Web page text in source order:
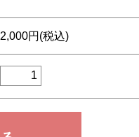
2,000円(税込)